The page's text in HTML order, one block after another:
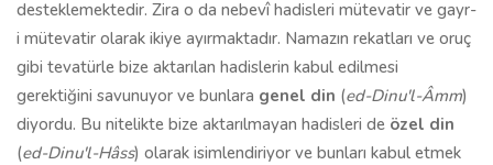
desteklemektedir. Zira o da nebevî hadisleri mütevatir ve gayr-
i mütevatir olarak ikiye ayırmaktadır. Namazın rekatları ve oruç
gibi tevatürle bize aktarılan hadislerin kabul edilmesi
gerektiğini savunuyor ve bunlara genel din (ed-Dinu'l-Âmm)
diyordu. Bu nitelikte bize aktarılmayan hadisleri de özel din
(ed-Dinu'l-Hâss) olarak isimlendiriyor ve bunları kabul etmek